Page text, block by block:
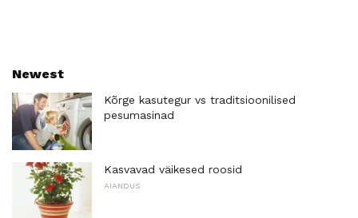
Newest
Kõrge kasutegur vs traditsioonilised
pesumasinad
Kasvavad väikesed roosid
AIANDUS